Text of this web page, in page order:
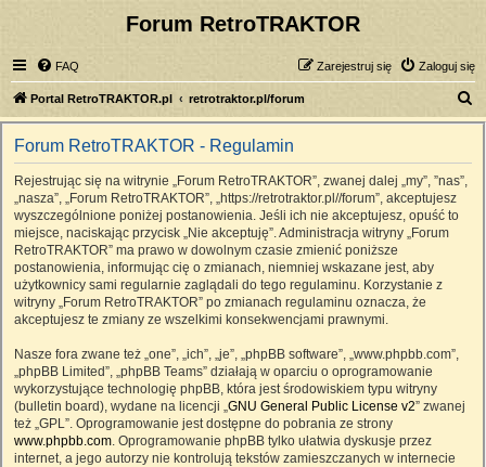
Forum RetroTRAKTOR
FAQ Zaloguj się
Zarejestruj się
Portal RetroTRAKTOR.pl retrotraktor.pl/forum
z
Forum RetroTRAKTOR - Regulamin
Rejestrując się na witrynie „Forum RetroTRAKTOR”, zwanej dalej „my”, ”nas”,
„nasza”, „Forum RetroTRAKTOR”, „https://retrotraktor.pl//forum”, akceptujesz
wyszczególnione poniżej postanowienia. Jeśli ich nie akceptujesz, opuść to
miejsce, naciskając przycisk „Nie akceptuję”. Administracja witryny „Forum
RetroTRAKTOR” ma prawo w dowolnym czasie zmienić poniższe
postanowienia, informując cię o zmianach, niemniej wskazane jest, aby
użytkownicy sami regularnie zaglądali do tego regulaminu. Korzystanie z
witryny „Forum RetroTRAKTOR” po zmianach regulaminu oznacza, że
akceptujesz te zmiany ze wszelkimi konsekwencjami prawnymi.
Nasze fora zwane też „one”, „ich”, „je”, „phpBB software”, „www.phpbb.com”,
„phpBB Limited”, „phpBB Teams” działają w oparciu o oprogramowanie
wykorzystujące technologię phpBB, która jest środowiskiem typu witryny
(bulletin board), wydane na licencji „GNU General Public License v2” zwanej
też „GPL”. Oprogramowanie jest dostępne do pobrania ze strony
www.phpbb.com. Oprogramowanie phpBB tylko ułatwia dyskusje przez
internet, a jego autorzy nie kontrolują tekstów zamieszczanych w internecie